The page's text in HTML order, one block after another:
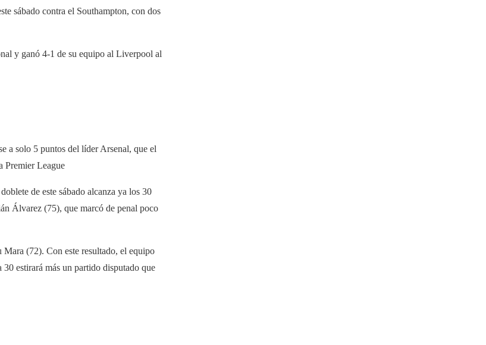
sábado contra el Southampton, con dos
y ganó 4-1 de su equipo al Liverpool al
a solo 5 puntos del líder Arsenal, que el
Premier League
de este sábado alcanza ya los 30
Álvarez (75), que marcó de penal poco
(72). Con este resultado, el equipo
estirará más un partido disputado que